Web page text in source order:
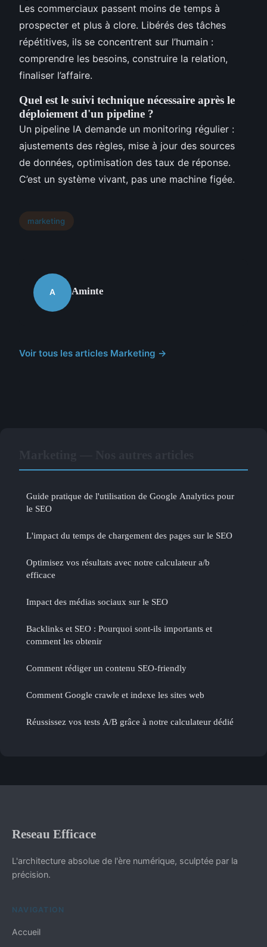
Les commerciaux passent moins de temps à
prospecter et plus à clore. Libérés des tâches
répétitives, ils se concentrent sur l’humain :
comprendre les besoins, construire la relation,
finaliser l’affaire.
Quel est le suivi technique nécessaire après le
déploiement d'un pipeline ?
Un pipeline IA demande un monitoring régulier :
ajustements des règles, mise à jour des sources
de données, optimisation des taux de réponse.
C’est un système vivant, pas une machine figée.
marketing
A Aminte
Voir tous les articles Marketing →
Guide pratique de l'utilisation de Google Analytics pour
le SEO
L'impact du temps de chargement des pages sur le SEO
Optimisez vos résultats avec notre calculateur a/b
efficace
Impact des médias sociaux sur le SEO
Backlinks et SEO : Pourquoi sont-ils importants et
comment les obtenir
Comment rédiger un contenu SEO-friendly
Comment Google crawle et indexe les sites web
Réussissez vos tests A/B grâce à notre calculateur dédié
Reseau Efficace
L'architecture absolue de l'ère numérique, sculptée par la
précision.
NAVIGATION
Accueil